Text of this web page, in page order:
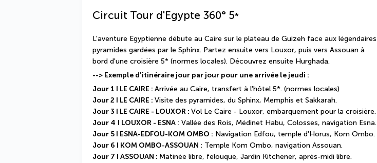
Circuit Tour d'Egypte 360° 5*
L'aventure Egyptienne débute au Caire sur le plateau de Guizeh face aux légendaires
pyramides gardées par le Sphinx. Partez ensuite vers Louxor, puis vers Assouan à
bord d'une croisière 5* (normes locales). Découvrez ensuite Hurghada.
--> Exemple d'itinéraire jour par jour pour une arrivée le jeudi :
Jour 1 I LE CAIRE : Arrivée au Caire, transfert à l'hôtel 5*. (normes locales)
Jour 2 I LE CAIRE : Visite des pyramides, du Sphinx, Memphis et Sakkarah.
Jour 3 I LE CAIRE - LOUXOR : Vol Le Caire - Louxor, embarquement pour la croisière.
Jour 4 I LOUXOR - ESNA : Vallée des Rois, Médinet Habu, Colosses, navigation Esna.
Jour 5 I ESNA-EDFOU-KOM OMBO : Navigation Edfou, temple d'Horus, Kom Ombo.
Jour 6 I KOM OMBO-ASSOUAN : Temple Kom Ombo, navigation Assouan.
Jour 7 I ASSOUAN : Matinée libre, felouque, Jardin Kitchener, après-midi libre.